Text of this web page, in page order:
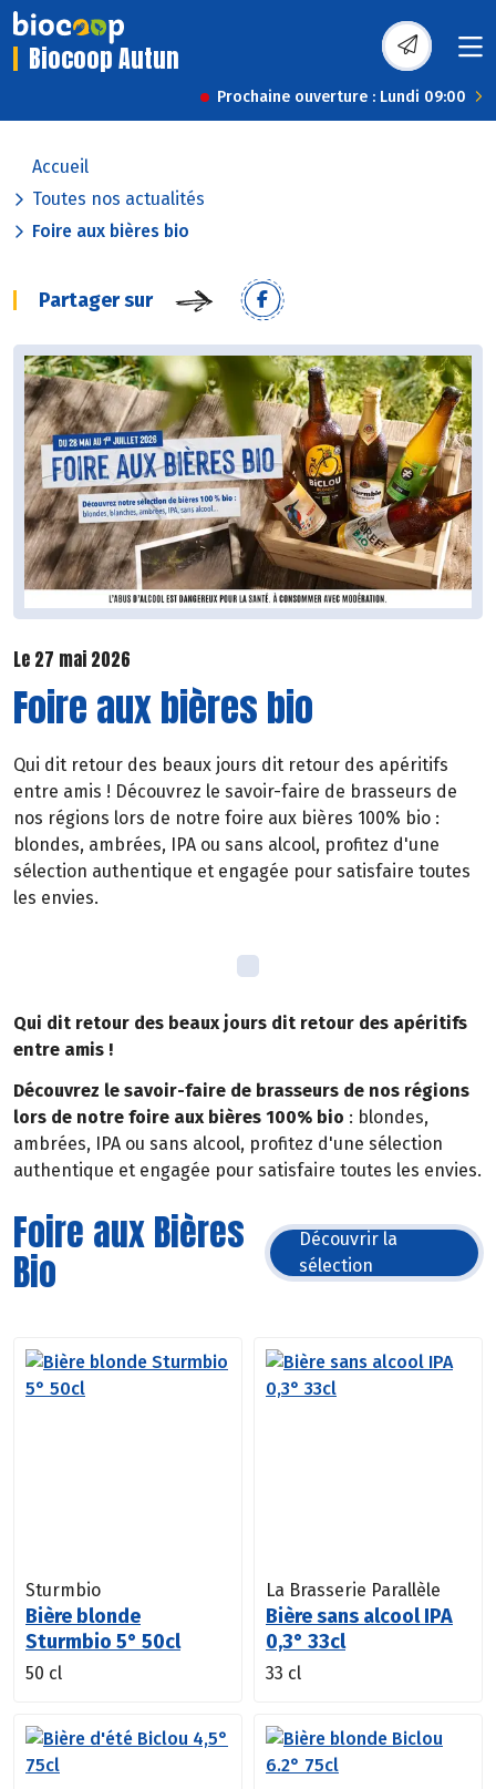
Biocoop Autun
Prochaine ouverture : Lundi 09:00
Accueil
Toutes nos actualités
Foire aux bières bio
Partager sur
Le 27 mai 2026
Foire aux bières bio
Qui dit retour des beaux jours dit retour des apéritifs
entre amis ! Découvrez le savoir-faire de brasseurs de
nos régions lors de notre foire aux bières 100% bio :
blondes, ambrées, IPA ou sans alcool, profitez d'une
sélection authentique et engagée pour satisfaire toutes
les envies.
Qui dit retour des beaux jours dit retour des apéritifs
entre amis !
Découvrez le savoir-faire de brasseurs de nos régions
lors de notre foire aux bières 100% bio : blondes,
ambrées, IPA ou sans alcool, profitez d'une sélection
authentique et engagée pour satisfaire toutes les envies.
Foire aux Bières
Bio
Découvrir la
sélection
Sturmbio
Bière blonde
Sturmbio 5° 50cl
50 cl
La Brasserie Parallèle
Bière sans alcool IPA
0,3° 33cl
33 cl